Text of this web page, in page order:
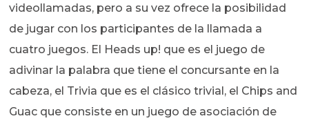
videollamadas, pero a su vez ofrece la posibilidad
de jugar con los participantes de la llamada a
cuatro juegos. El Heads up! que es el juego de
adivinar la palabra que tiene el concursante en la
cabeza, el Trivia que es el clásico trivial, el Chips and
Guac que consiste en un juego de asociación de